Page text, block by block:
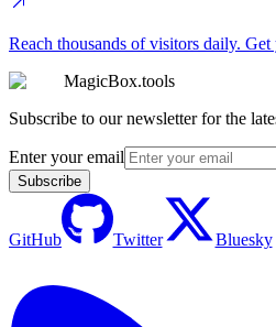
Reach thousands of visitors daily.
MagicBox.tools
Subscribe to our newsletter for the
Enter your email
Subscribe
GitHub Twitter Bluesky